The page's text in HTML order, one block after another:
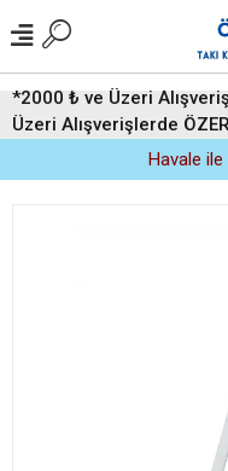
*2000 ₺ ve Üzeri
Üzeri Alışverişlerde
indirim (Üyelere Özel)
Havale